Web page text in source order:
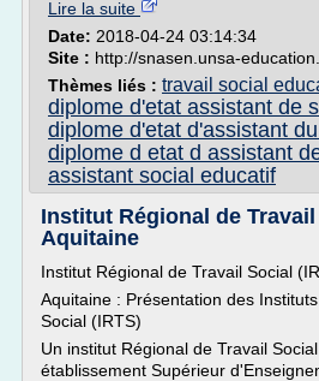
Lire la suite
Date: 2018-04-24 03:14:34
Site : http://snasen.unsa-
Thèmes liés : travail social
diplome d'etat assistant de
diplome d'etat d'assistant
diplome d etat d assistant
assistant social educatif
Institut Régional de Travail
Aquitaine
Institut Régional de Travail Social
Aquitaine : Présentation des
Social (IRTS)
Un institut Régional de Travail
établissement Supérieur